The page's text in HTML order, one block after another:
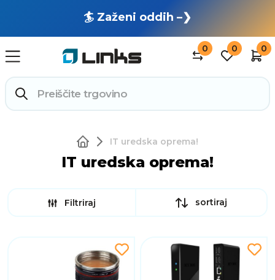
🏄 Zaženi oddih –❯
0 0 0
IT uredska oprema!
IT uredska oprema!
Filtriraj sortiraj